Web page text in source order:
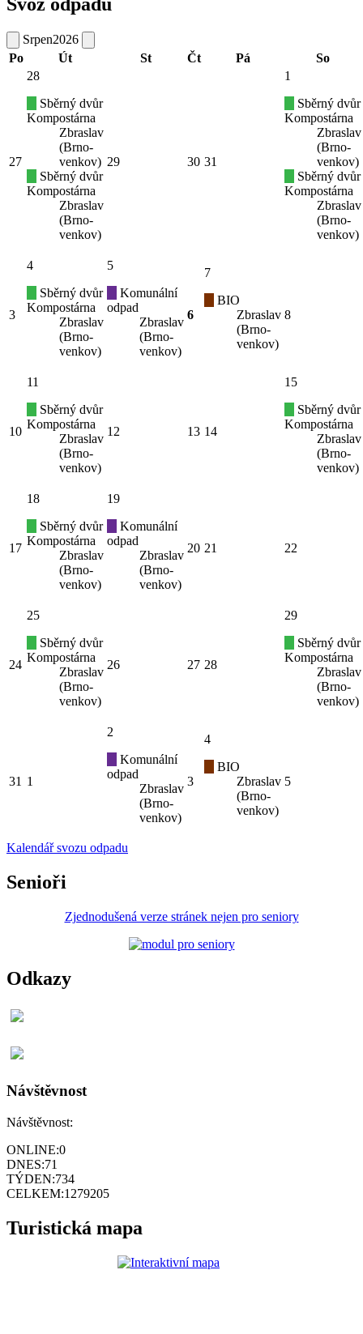
Srpen2026
Po
Út St Čt Pá So
27
28
Sběrný dvůr
Kompostárna
Zbraslav
(Brno-
venkov)
Sběrný dvůr
Kompostárna
Zbraslav
(Brno-
venkov)
29 30 31
1
Sběrný dvůr
Kompostárna
Zbraslav
(Brno-
venkov)
Sběrný dvůr
Kompostárna
Zbraslav
(Brno-
venkov)
3
4
Sběrný dvůr
Kompostárna
Zbraslav
(Brno-
venkov)
5
Komunální
odpad
Zbraslav
(Brno-
venkov)
6
7
BIO
Zbraslav
(Brno-
venkov)
8
10
11
Sběrný dvůr
Kompostárna
Zbraslav
(Brno-
venkov)
12 13 14
15
Sběrný dvůr
Kompostárna
Zbraslav
(Brno-
venkov)
17
18
Sběrný dvůr
Kompostárna
Zbraslav
(Brno-
venkov)
19
Komunální
odpad
Zbraslav
(Brno-
venkov)
20 21 22
24
25
Sběrný dvůr
Kompostárna
Zbraslav
(Brno-
venkov)
26 27 28
29
Sběrný dvůr
Kompostárna
Zbraslav
(Brno-
venkov)
31 1
2
Komunální
odpad
Zbraslav
(Brno-
venkov)
3
4
BIO
Zbraslav
(Brno-
venkov)
5
Kalendář svozu odpadu
Senioři
Zjednodušená verze stránek nejen pro seniory
Odkazy
Návštěvnost
Návštěvnost:
ONLINE:0
DNES:71
TÝDEN:734
CELKEM:1279205
Turistická mapa